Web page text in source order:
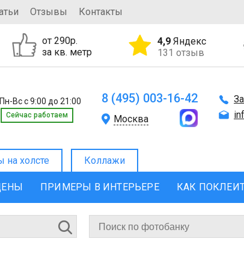
Отзывы Контакты
от 290р.
за кв. метр
4,9 Яндекс
131 отзыв
Пн-Вс с 9:00 до 21:00
Cейчас работаем
8 (495) 003-16-42
Москва
на холсте Коллажи
ПРИМЕРЫ В ИНТЕРЬЕРЕ КАК